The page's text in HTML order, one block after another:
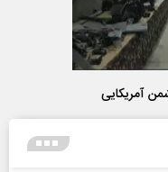
آمریکایی